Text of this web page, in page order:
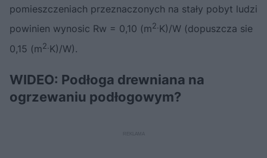
pomieszczeniach przeznaczonych na stały pobyt ludzi
powinien wynosic Rw = 0,10 (m2. K)/W (dopuszcza sie
0,15 (m2. K)/W).
WIDEO: Podłoga drewniana na
ogrzewaniu podłogowym?